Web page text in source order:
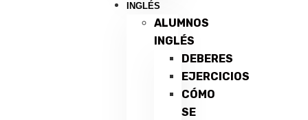
INGLÉS
ALUMNOS
INGLÉS
DEBERES
EJERCICIOS
CÓMO
SE